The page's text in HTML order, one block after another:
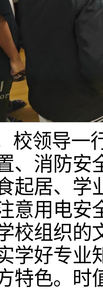
校领导一
、消防安
起居、学
意用电安
校组织的
学好专业
特色。时